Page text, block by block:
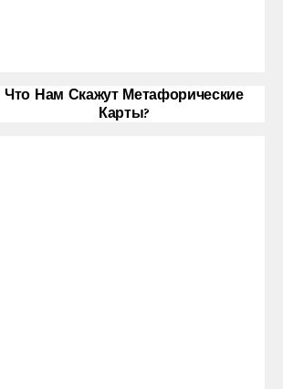
Что Нам Скажут Метафорические
Карты?